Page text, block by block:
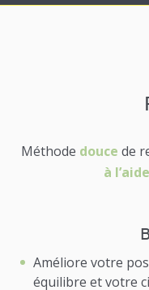
Méthode douce de
à
Améliore votre
équilibre et votre